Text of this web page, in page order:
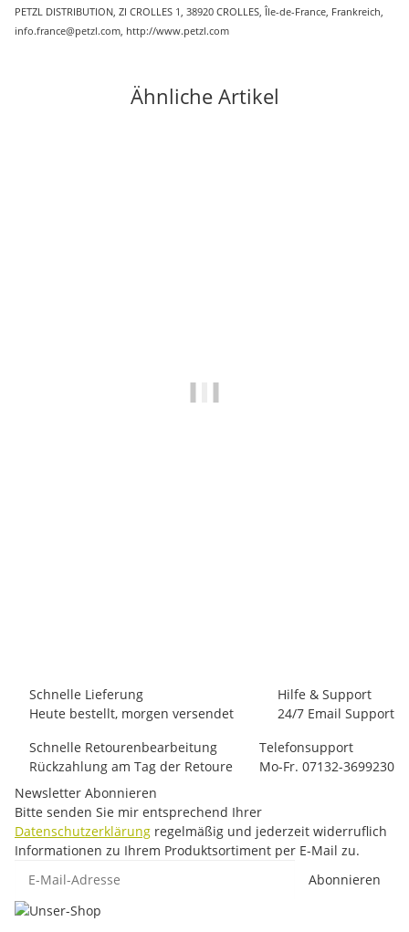
PETZL DISTRIBUTION, ZI CROLLES 1, 38920 CROLLES, Île-de-France, Frankreich,
info.france@petzl.com, http://www.petzl.com
Ähnliche Artikel
Schnelle Lieferung
Heute bestellt, morgen versendet
Hilfe & Support
24/7 Email Support
Schnelle Retourenbearbeitung
Rückzahlung am Tag der Retoure
Telefonsupport
Mo-Fr. 07132-3699230
Newsletter Abonnieren
Bitte senden Sie mir entsprechend Ihrer
Datenschutzerklärung regelmäßig und jederzeit widerruflich
Informationen zu Ihrem Produktsortiment per E-Mail zu.
Abonnieren